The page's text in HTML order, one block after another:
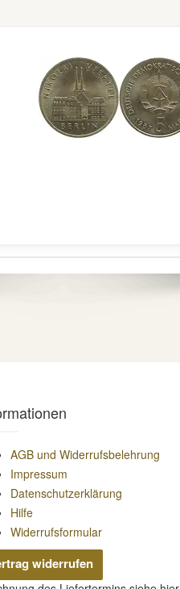
AGB und Widerrufsbelehrung
Impressum
Datenschutzerklärung
Hilfe
Widerrufsformular
widerrufen